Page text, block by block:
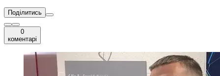
Поділитись
0
коментарі